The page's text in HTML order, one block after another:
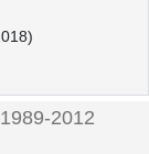
2012